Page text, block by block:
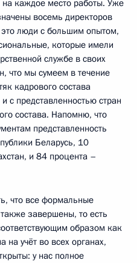
каждое место работы. Уже
восемь директоров
люди с большим опытом,
которые имели
службе в своих
что мы сумеем в течение
кадрового состава
с представленностью стран
состава. Напомню, что
представленность
Беларусь, 10
и 84 процента –
что все формальные
завершены, то есть
образом как
на учёт во всех органах,
у нас полное